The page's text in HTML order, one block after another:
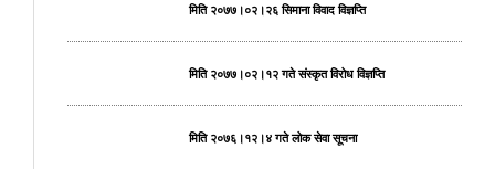
मिति २०७७।०२।२६ सिमाना विवाद विज्ञप्ति
मिति २०७७।०२।१२ गते संस्कृत विरोध विज्ञप्ति
मिति २०७६।१२।४ गते लोक सेवा सूचना